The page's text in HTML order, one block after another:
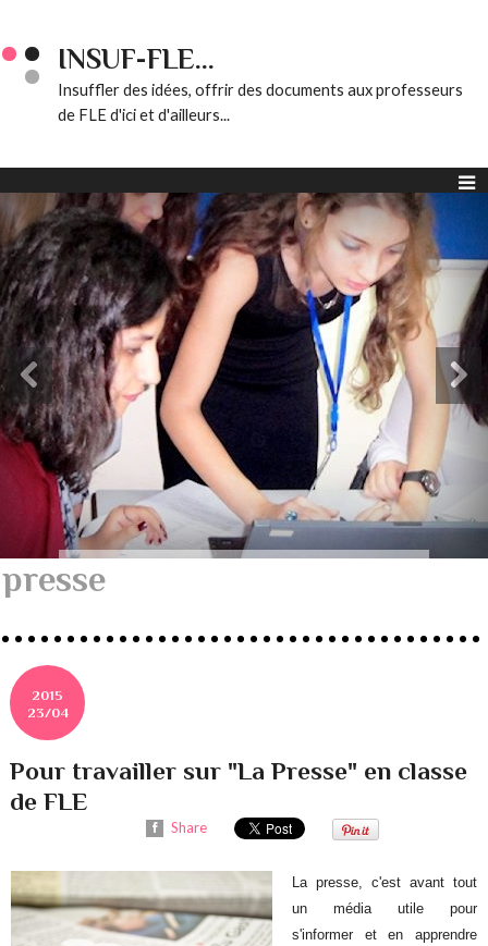
INSUF-FLE...
Insuffler des idées, offrir des documents aux professeurs
de FLE d'ici et d'ailleurs...
presse
2015
23/04
Pour travailler sur "La Presse" en classe
de FLE
Share
La presse, c'est avant tout
un média utile pour
s'informer et en apprendre